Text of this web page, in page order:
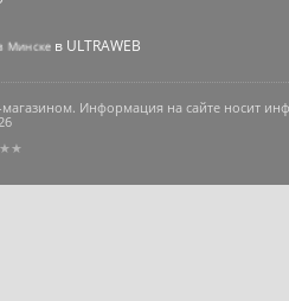
в ULTRAWEB
магазином. Информация на сайте носит